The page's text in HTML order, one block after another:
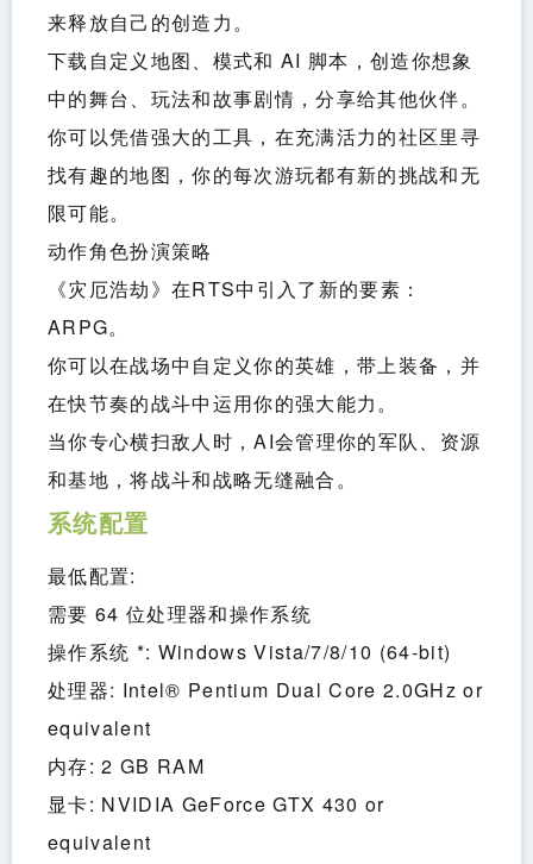
来释放自己的创造力。
下载自定义地图、模式和 AI 脚本，创造你想象
中的舞台、玩法和故事剧情，分享给其他伙伴。
你可以凭借强大的工具，在充满活力的社区里寻
找有趣的地图，你的每次游玩都有新的挑战和无
限可能。
动作角色扮演策略
《灾厄浩劫》在RTS中引入了新的要素：
ARPG。
你可以在战场中自定义你的英雄，带上装备，并
在快节奏的战斗中运用你的强大能力。
当你专心横扫敌人时，AI会管理你的军队、资源
和基地，将战斗和战略无缝融合。
系统配置
最低配置:
需要 64 位处理器和操作系统
操作系统 *: Windows Vista/7/8/10 (64-bit)
处理器: Intel® Pentium Dual Core 2.0GHz or
equivalent
内存: 2 GB RAM
显卡: NVIDIA GeForce GTX 430 or
equivalent